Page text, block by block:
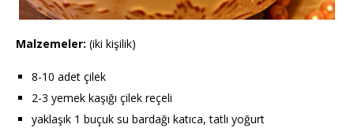
Malzemeler: (iki kişilik)
8-10 adet çilek
2-3 yemek kaşığı çilek reçeli
yaklaşık 1 buçuk su bardağı katıca, tatlı yoğurt